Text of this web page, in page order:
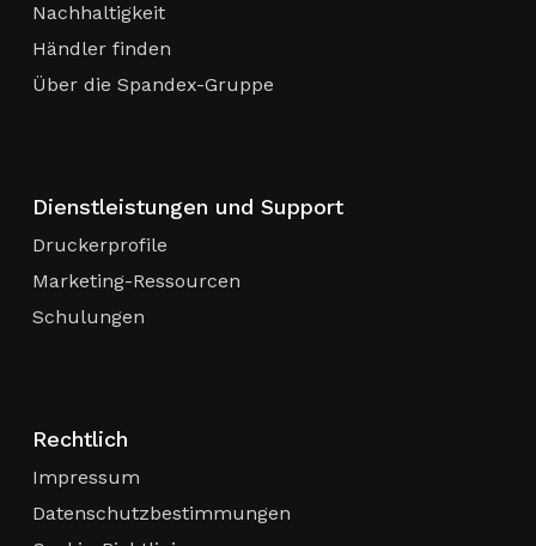
Nachhaltigkeit
Händler finden
Über die Spandex-Gruppe
Dienstleistungen und Support
Druckerprofile
Marketing-Ressourcen
Schulungen
Rechtlich
Impressum
Datenschutzbestimmungen